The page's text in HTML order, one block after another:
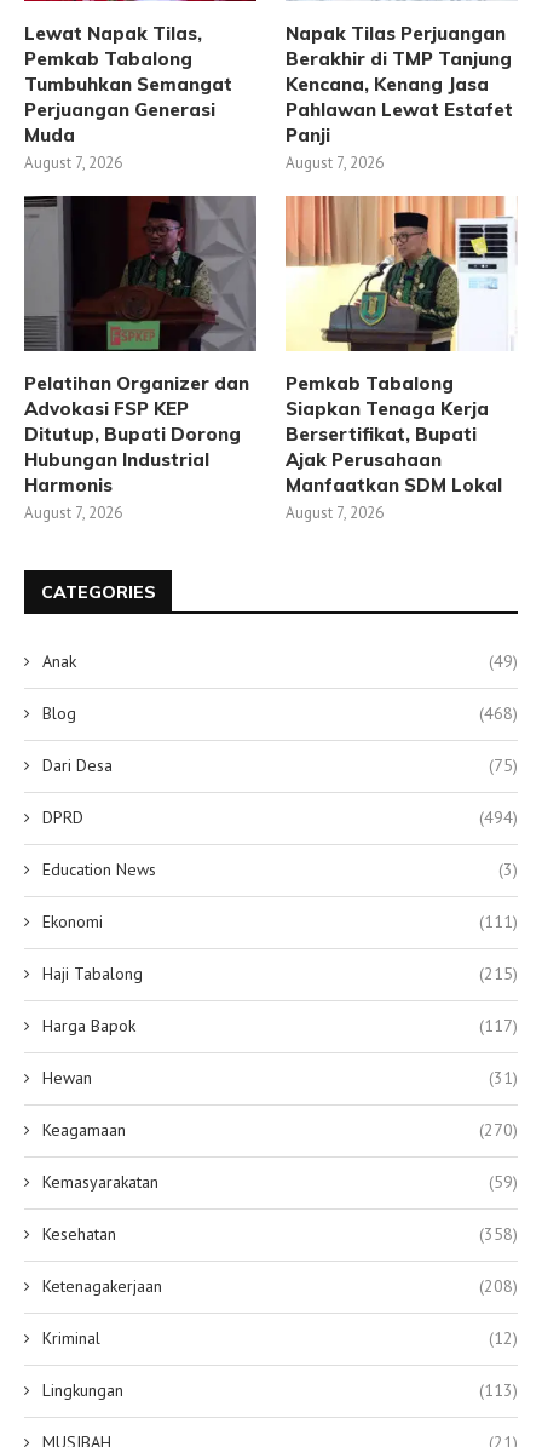
Lewat Napak Tilas,
Pemkab Tabalong
Tumbuhkan Semangat
Perjuangan Generasi
Muda
August 7, 2026
Napak Tilas Perjuangan
Berakhir di TMP Tanjung
Kencana, Kenang Jasa
Pahlawan Lewat Estafet
Panji
August 7, 2026
Pelatihan Organizer dan
Advokasi FSP KEP
Ditutup, Bupati Dorong
Hubungan Industrial
Harmonis
August 7, 2026
Pemkab Tabalong
Siapkan Tenaga Kerja
Bersertifikat, Bupati
Ajak Perusahaan
Manfaatkan SDM Lokal
August 7, 2026
CATEGORIES
Anak (49)
Blog (468)
Dari Desa (75)
DPRD (494)
Education News (3)
Ekonomi (111)
Haji Tabalong (215)
Harga Bapok (117)
Hewan (31)
Keagamaan (270)
Kemasyarakatan (59)
Kesehatan (358)
Ketenagakerjaan (208)
Kriminal (12)
Lingkungan (113)
MUSIBAH (21)